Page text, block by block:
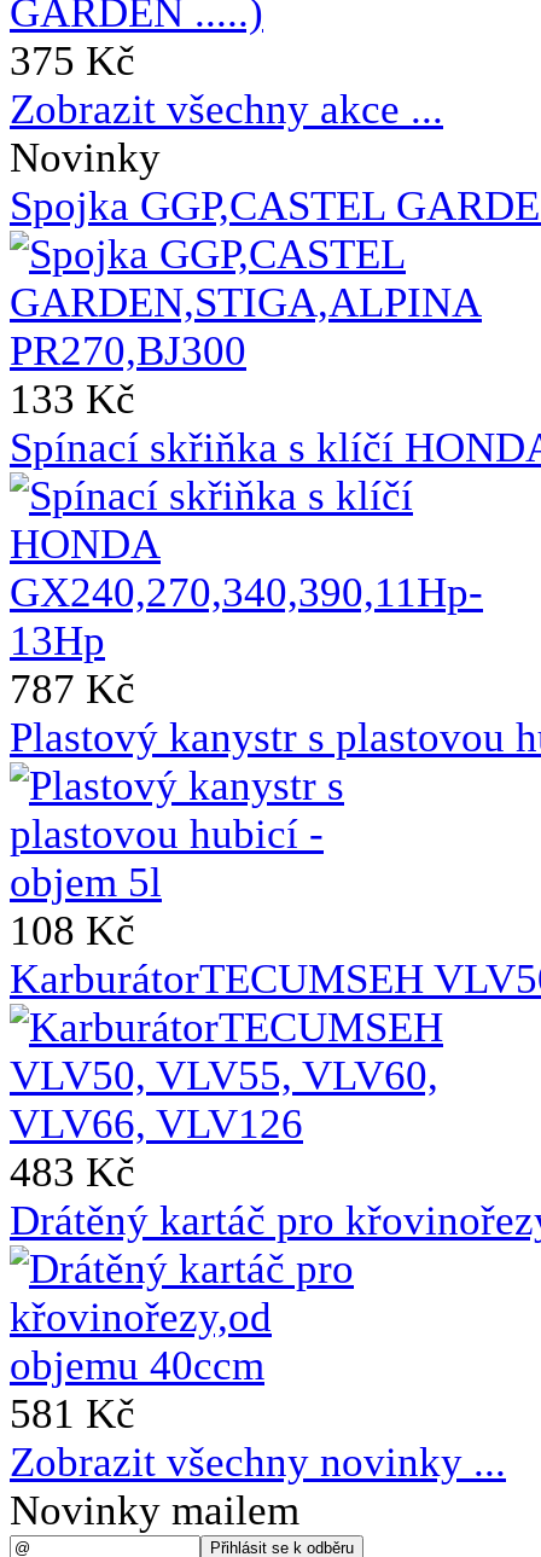
375 Kč
Zobrazit všechny akce ...
Novinky
Spojka GGP,CASTEL
133 Kč
Spínací skřiňka s klíčí
787 Kč
Plastový kanystr s plastovou
108 Kč
KarburátorTECUMSEH
483 Kč
Drátěný kartáč pro
581 Kč
Zobrazit všechny novinky ...
Novinky mailem